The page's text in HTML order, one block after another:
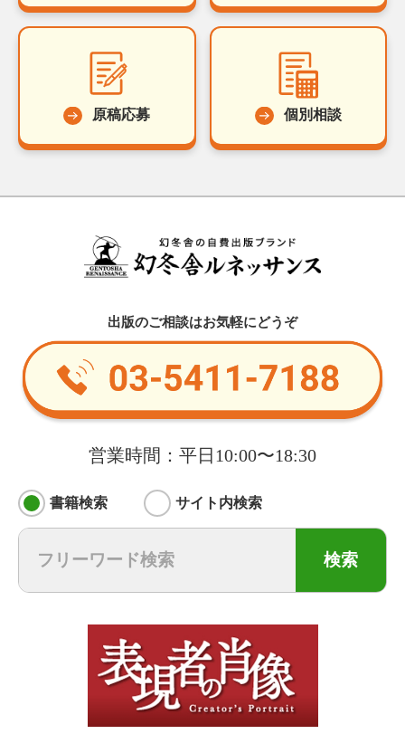
原稿応募 個別相談
出版のご相談はお気軽にどうぞ
営業時間：平日10:00〜18:30
書籍検索 サイト内検索
検索